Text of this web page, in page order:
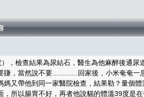
，檢查結果為尿結石，醫生為他麻醉後通尿
，當然說不要.............回家後，小米奄奄一
又帶他到同一家醫院檢查，結果勒？量個
所以腸胃不好，再者他說貓的體溫39度是